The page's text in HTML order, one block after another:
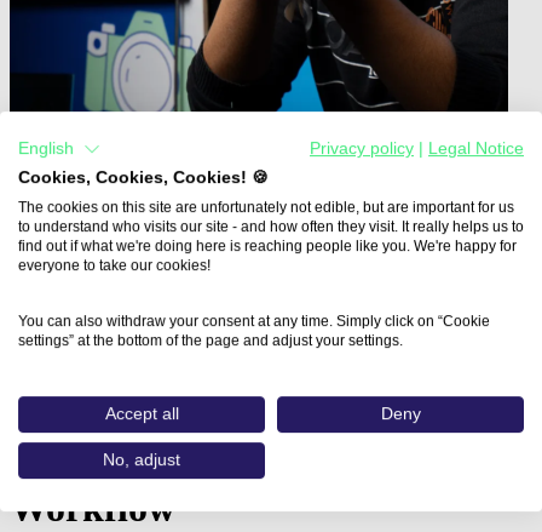
Home
Mediendesigner:in mit Adobe CC…
CC - Creative Cloud und
HTML/CSS - Professioneller
Workflow
English Privacy policy
Legal Notice
Cookies, Cookies, Cookies! 🍪
The cookies on this site are unfortunately not edible, but are important for us
to understand who visits our site - and how often they visit. It really helps us to
find out if what we're doing here is reaching people like you. We're happy for
everyone to take our cookies!
You can also withdraw your consent at any time. Simply click on “Cookie
settings” at the bottom of the page and adjust your settings.
Accept all Deny
No, adjust